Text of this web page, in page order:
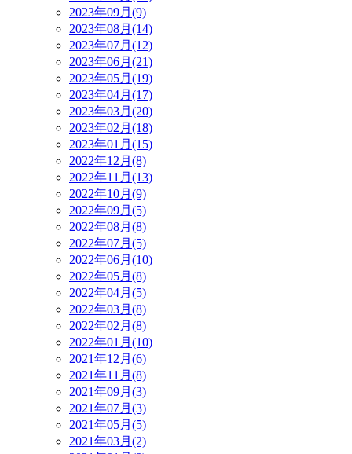
2023年09月(9)
2023年08月(14)
2023年07月(12)
2023年06月(21)
2023年05月(19)
2023年04月(17)
2023年03月(20)
2023年02月(18)
2023年01月(15)
2022年12月(8)
2022年11月(13)
2022年10月(9)
2022年09月(5)
2022年08月(8)
2022年07月(5)
2022年06月(10)
2022年05月(8)
2022年04月(5)
2022年03月(8)
2022年02月(8)
2022年01月(10)
2021年12月(6)
2021年11月(8)
2021年09月(3)
2021年07月(3)
2021年05月(5)
2021年03月(2)